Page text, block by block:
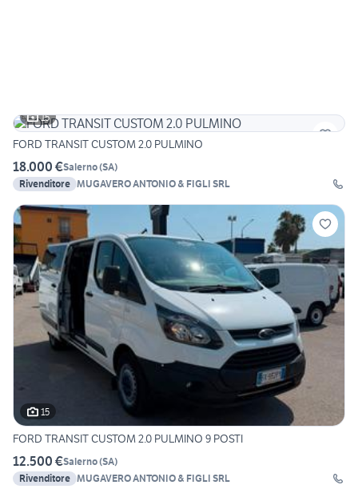
15
FORD TRANSIT CUSTOM 2.0 PULMINO
18.000 €Salerno(SA)
Rivenditore MUGAVERO ANTONIO & FIGLI SRL
15
FORD TRANSIT CUSTOM 2.0 PULMINO 9 POSTI
12.500 €Salerno(SA)
Rivenditore MUGAVERO ANTONIO & FIGLI SRL